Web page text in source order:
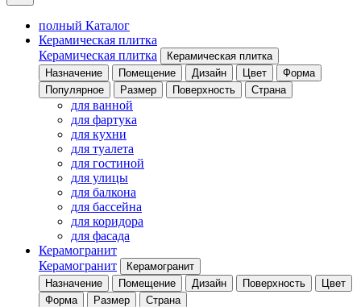
полный Каталог
Керамическая плитка
Керамическая плитка
Керамическая плитка
Назначение
Помещение Дизайн Цвет
Форма
Популярное
Размер Поверхность Страна
для ванной
для фартука
для кухни
для туалета
для гостиной
для улицы
для балкона
для бассейна
для коридора
для фасада
Керамогранит
Керамогранит
Керамогранит
Назначение
Помещение Дизайн Поверхность
Цвет
Форма
Размер Страна